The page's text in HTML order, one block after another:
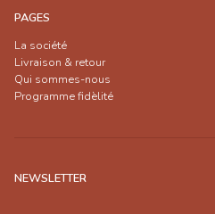
PAGES
La société
Livraison & retour
Qui sommes-nous
Programme fidèlité
NEWSLETTER